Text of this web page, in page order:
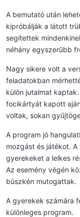
A bemutató után
kipróbálják a látott
segítettek
néhány egyszerűbb
Nagy sikere volt a
feladatokban
külön jutalmat
focikártyát kapott
voltak, sokan
A program jó
mozgást és játékot.
gyerekeket a lelkes
Az esemény végén
büszkén mutogattak.
A gyerekek számára
különleges program.